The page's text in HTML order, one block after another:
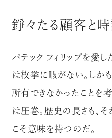
錚々たる顧客と
パテック フィリップを愛
は枚挙に暇がない。しか
所有できなかったことを
は圧巻。歴史の長さも、
こそ意味を持つのだ。